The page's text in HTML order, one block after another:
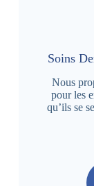
Soins
Nous
pour les
qu’ils se